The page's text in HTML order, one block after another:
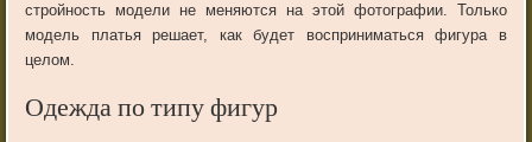
стройность модели не меняются на этой фотографии. Только
модель платья решает, как будет восприниматься фигура в
целом.
Одежда по типу фигур